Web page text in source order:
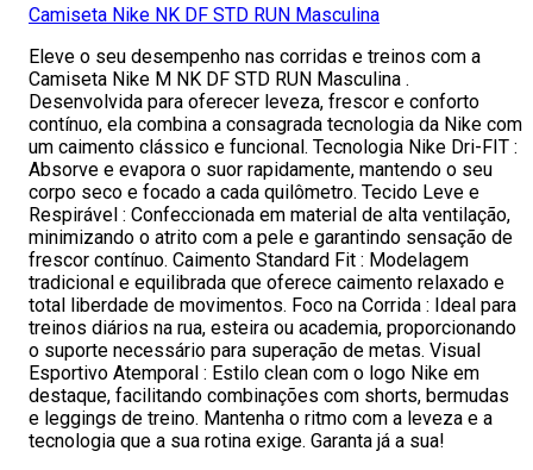
Camiseta Nike NK DF STD RUN Masculina
Eleve o seu desempenho nas corridas e treinos com a
Camiseta Nike M NK DF STD RUN Masculina .
Desenvolvida para oferecer leveza, frescor e conforto
contínuo, ela combina a consagrada tecnologia da Nike com
um caimento clássico e funcional. Tecnologia Nike Dri-FIT :
Absorve e evapora o suor rapidamente, mantendo o seu
corpo seco e focado a cada quilômetro. Tecido Leve e
Respirável : Confeccionada em material de alta ventilação,
minimizando o atrito com a pele e garantindo sensação de
frescor contínuo. Caimento Standard Fit : Modelagem
tradicional e equilibrada que oferece caimento relaxado e
total liberdade de movimentos. Foco na Corrida : Ideal para
treinos diários na rua, esteira ou academia, proporcionando
o suporte necessário para superação de metas. Visual
Esportivo Atemporal : Estilo clean com o logo Nike em
destaque, facilitando combinações com shorts, bermudas
e leggings de treino. Mantenha o ritmo com a leveza e a
tecnologia que a sua rotina exige. Garanta já a sua!